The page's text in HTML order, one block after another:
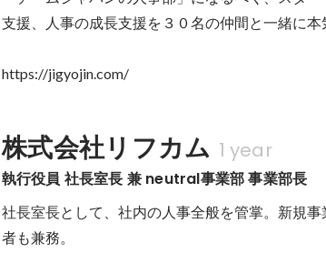
支援、人事の成長支援を３０名の仲間と一緒に本
https://jigyojin.com/
株式会社リフカム 1 year
執行役員 社長室長 兼 neutral事業部 事業部長
社長室長として、社内の人事全般を管掌。新規
者も兼務。